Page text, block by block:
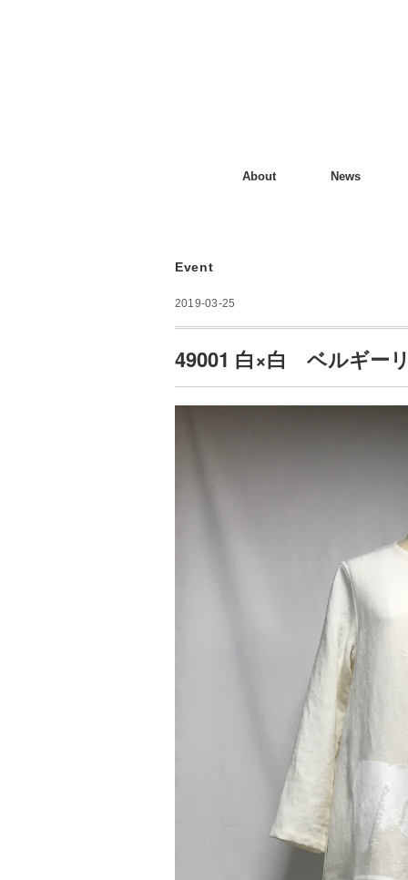
About News
Event
2019-03-25
49001 白×白 ベルギー